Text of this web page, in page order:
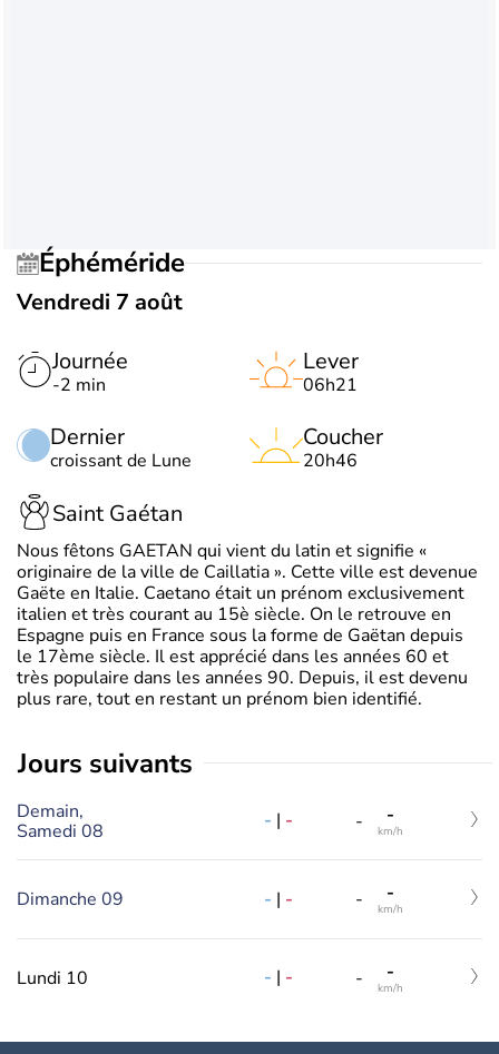
Éphéméride
Vendredi 7 août
Journée
-2 min
Dernier
croissant de Lune
Lever
06h21
Coucher
20h46
Saint Gaétan
Nous fêtons GAETAN qui vient du latin et signifie «
originaire de la ville de Caillatia ». Cette ville est devenue
Gaëte en Italie. Caetano était un prénom exclusivement
italien et très courant au 15è siècle. On le retrouve en
Espagne puis en France sous la forme de Gaëtan depuis
le 17ème siècle. Il est apprécié dans les années 60 et
très populaire dans les années 90. Depuis, il est devenu
plus rare, tout en restant un prénom bien identifié.
jours suivants
Demain,
Samedi 08
- | - - -
km/h
Dimanche 09 - | - - -
km/h
Lundi 10 - | - - -
km/h